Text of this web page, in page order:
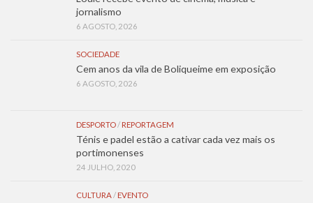
jornalismo
6 AGOSTO, 2026
SOCIEDADE
Cem anos da vila de Boliqueime em exposição
6 AGOSTO, 2026
DESPORTO/ REPORTAGEM
Ténis e padel estão a cativar cada vez mais os
portimonenses
24 JULHO, 2020
CULTURA/ EVENTO